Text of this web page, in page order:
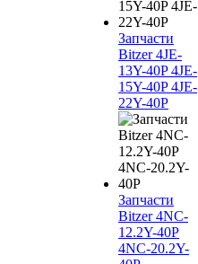
Запчасти
Bitzer 4JE-
13Y-40P 4JE-
15Y-40P 4JE-
22Y-40P
Запчасти
Bitzer 4NC-
12.2Y-40P
4NC-20.2Y-